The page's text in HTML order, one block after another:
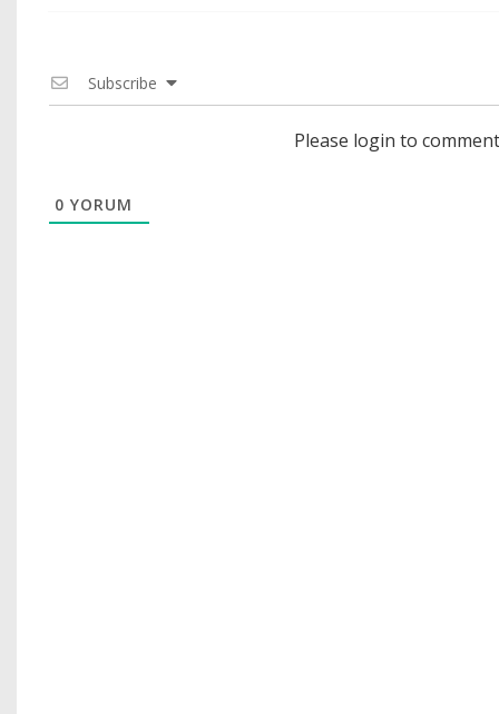
Subscribe
Please login to
0 YORUM